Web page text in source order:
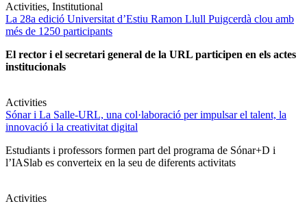
Activities, Institutional
La 28a edició Universitat d’Estiu Ramon Llull Puigcerdà clou amb
més de 1250 participants
El rector i el secretari general de la URL participen en els actes
institucionals
Activities
Sónar i La Salle-URL, una col·laboració per impulsar el talent, la
innovació i la creativitat digital
Estudiants i professors formen part del programa de Sónar+D i
l’IASlab es converteix en la seu de diferents activitats
Activities